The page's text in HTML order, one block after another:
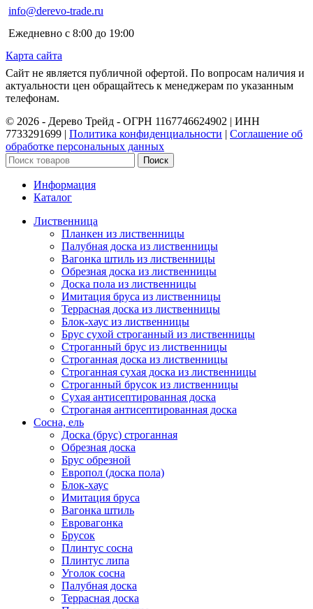
info@derevo-trade.ru
Ежедневно с 8:00 до 19:00
Карта сайта
Сайт не является публичной офертой. По вопросам наличия и
актуальности цен обращайтесь к менеджерам по указанным
телефонам.
©️ 2026 - Дерево Трейд - ОГРН 1167746624902 | ИНН
7733291699 | Политика конфиденциальности | Соглашение об
обработке персональных данных
Поиск
Информация
Каталог
Лиственница
Планкен из лиственницы
Палубная доска из лиственницы
Вагонка штиль из лиственницы
Обрезная доска из лиственницы
Доска пола из лиственницы
Имитация бруса из лиственницы
Террасная доска из лиственницы
Блок-хаус из лиственницы
Брус сухой строганный из лиственницы
Строганный брус из лиственницы
Строганная доска из лиственницы
Строганная сухая доска из лиственницы
Строганный брусок из лиственницы
Сухая антисептированная доска
Строганая антисептированная доска
Сосна, ель
Доска (брус) строганная
Обрезная доска
Брус обрезной
Европол (доска пола)
Блок-хаус
Имитация бруса
Вагонка штиль
Евровагонка
Брусок
Плинтус сосна
Плинтус липа
Уголок сосна
Палубная доска
Террасная доска